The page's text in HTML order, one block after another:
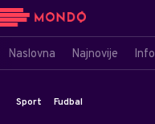
Naslovna Najnovije Info
Sport Fudbal